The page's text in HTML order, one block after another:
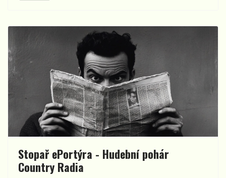
Stopař ePortýra - Hudební pohár
Country Radia